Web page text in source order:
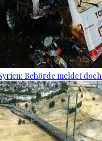
Behörde meldet